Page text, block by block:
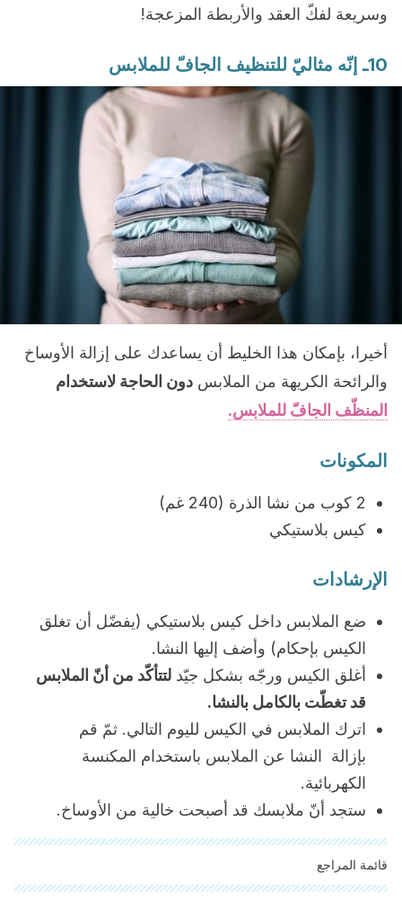
وسريعة لفكّ العقد والأربطة المزعجة!
10ـ إنّه مثاليّ للتنظيف الجافّ للملابس
أخيرا، بإمكان هذا الخليط أن يساعدك على إزالة الأوساخ
والرائحة الكريهة من الملابس دون الحاجة لاستخدام
المنظّف الجافّ للملابس.
المكونات
2 كوب من نشا الذرة (240 غم)
كيس بلاستيكي
الإرشادات
ضع الملابس داخل كيس بلاستيكي (يفضّل أن تغلق
الكيس بإحكام) وأضف إليها النشا.
أغلق الكيس ورجّه بشكل جيّد لتتأكّد من أنّ الملابس
قد تغطّت بالكامل بالنشا.
اترك الملابس في الكيس لليوم التالي. ثمّ قم
بإزالة النشا عن الملابس باستخدام المكنسة
الكهربائية.
ستجد أنّ ملابسك قد أصبحت خالية من الأوساخ.
قائمة المراجع
"تمت مراجعة جميع المصادر المذكورة بعناية شديدة من قبل فريقنا